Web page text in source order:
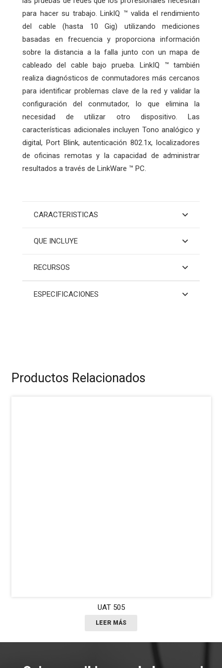
para hacer su trabajo. LinkIQ ™ valida el rendimiento
del cable (hasta 10 Gig) utilizando mediciones
basadas en frecuencia y proporciona información
sobre la distancia a la falla junto con un mapa de
cableado del cable bajo prueba. LinkIQ ™ también
realiza diagnósticos de conmutadores más cercanos
para identificar problemas clave de la red y validar la
configuración del conmutador, lo que elimina la
necesidad de utilizar otro dispositivo. Las
características adicionales incluyen Tono analógico y
digital, Port Blink, autenticación 802.1x, localizadores
de oficinas remotas y la capacidad de administrar
resultados a través de LinkWare ™ PC.
CARACTERISTICAS
ESPECIFICACIONES
QUE INCLUYE
RECURSOS
Productos Relacionados
UAT 505
LEER MÁS